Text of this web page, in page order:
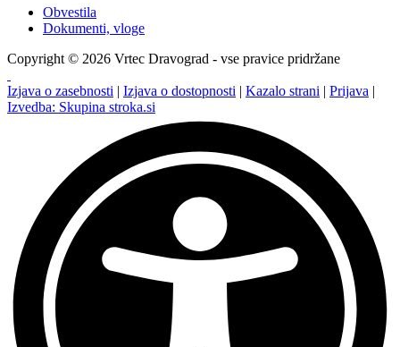
Obvestila
Dokumenti, vloge
Copyright © 2026 Vrtec Dravograd - vse pravice pridržane
Izjava o zasebnosti | Izjava o dostopnosti | Kazalo strani | Prijava |
Izvedba: Skupina stroka.si